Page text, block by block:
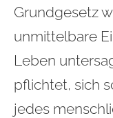
Grundgesetz
unmittelbare
Leben
pflichtet, sich
jedes